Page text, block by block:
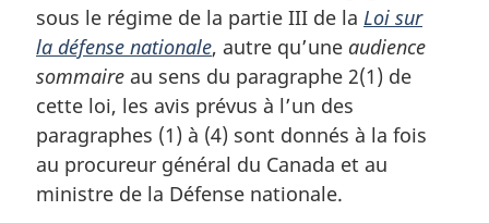
e
m
a
g
i
n
a
sous le régime de la partie III de la Loi sur
la défense nationale, autre qu’une audience
sommaire au sens du paragraphe 2(1) de
cette loi, les avis prévus à l’un des
paragraphes (1) à (4) sont donnés à la fois
au procureur général du Canada et au
ministre de la Défense nationale.